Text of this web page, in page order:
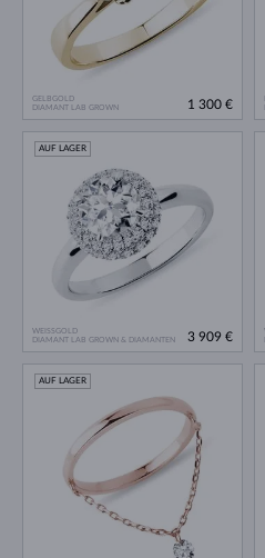
GELBGOLD
DIAMANT LAB GROWN
1 300 €
WEISSGOLD
DIAMANT LAB GROWN & DIAMANTEN
AUF LAGER
3 909 €
AUF LAGER